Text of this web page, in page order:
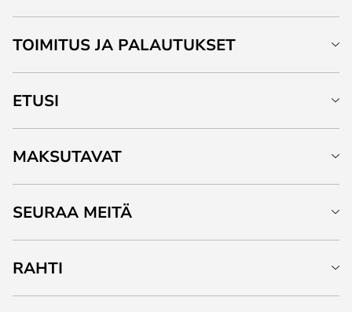
TOIMITUS JA PALAUTUKSET
ETUSI
MAKSUTAVAT
SEURAA MEITÄ
RAHTI